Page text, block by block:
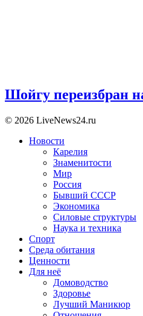
Шойгу переизбран
© 2026 LiveNews24.ru
Новости
Карелия
Знаменитости
Мир
Россия
Бывший СССР
Экономика
Силовые структуры
Наука и техника
Спорт
Среда обитания
Ценности
Для неё
Домоводство
Здоровье
Лучший Маникюр